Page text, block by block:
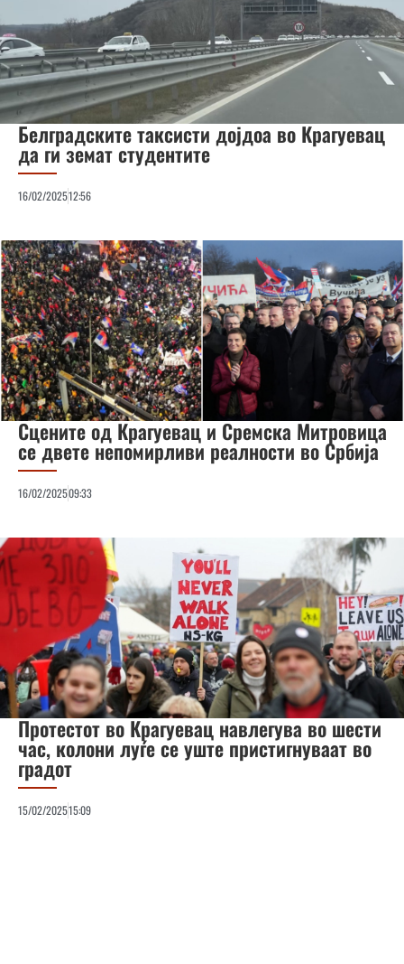
Белградските таксисти дојдоа во Крагуевац
да ги земат студентите
16/02/202512:56
Сцените од Крагуевац и Сремска Митровица
се двете непомирливи реалности во Србија
16/02/202509:33
Протестот во Крагуевац навлегува во шести
час, колони луѓе се уште пристигнуваат во
градот
15/02/202515:09